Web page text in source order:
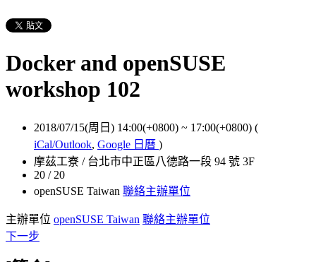
Docker and openSUSE
workshop 102
2018/07/15(周日) 14:00(+0800) ~ 17:00(+0800) (
iCal/Outlook, Google 日曆 )
摩茲工寮 / 台北市中正區八德路一段 94 號 3F
20 / 20
openSUSE Taiwan 聯絡主辦單位
主辦單位 openSUSE Taiwan 聯絡主辦單位
下一步